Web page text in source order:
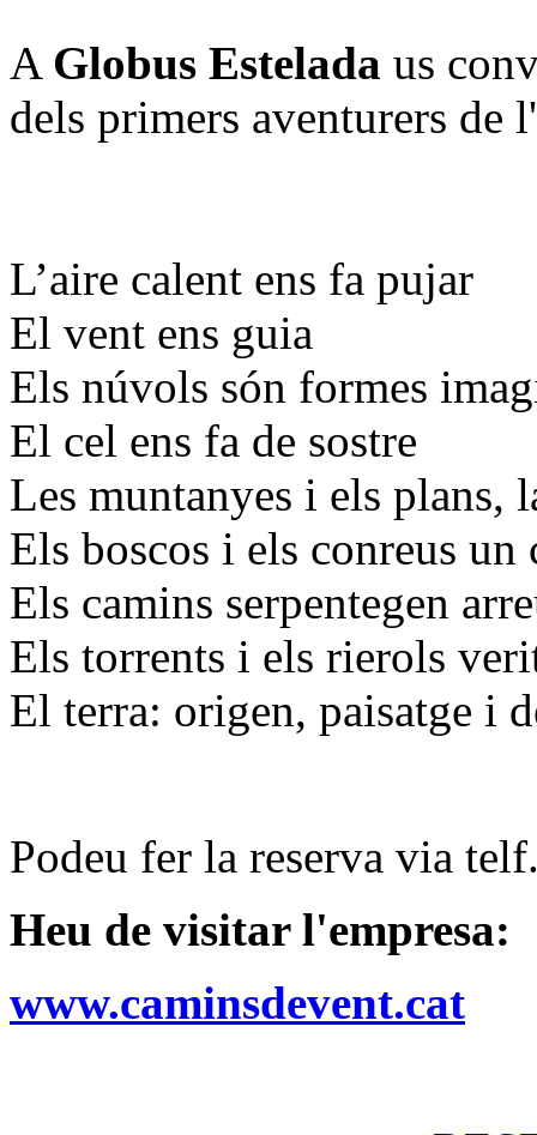
A Globus Estelada us
dels primers aventurers de
L’aire calent ens fa pujar
El vent ens guia
Els núvols són formes
El cel ens fa de sostre
Les muntanyes i els plans,
Els boscos i els conreus
Els camins serpentegen
Els torrents i els rierols
El terra: origen, paisatge i
Podeu fer la reserva via
Heu de visitar l'empresa:
www.caminsdevent.cat